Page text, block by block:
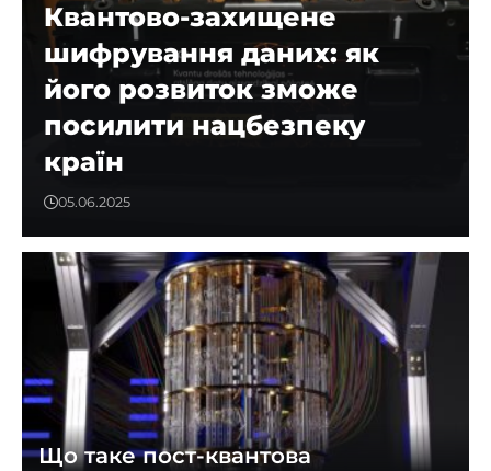
Квантово-захищене
шифрування даних: як
його розвиток зможе
посилити нацбезпеку
країн
05.06.2025
Що таке пост-квантова